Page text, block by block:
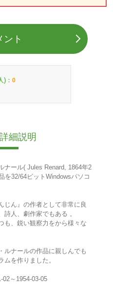
ント
)： 0
細説明
ナール( Jules Renard, 1864年2
を32/64ビットWindowsパソコ
じん』の作者として非常に良
詩人、劇作家でもある 。
も、鋭い観察力をから様々な
ルナールの作品に親しんでも
ムを作りました。
02～1954-03-05